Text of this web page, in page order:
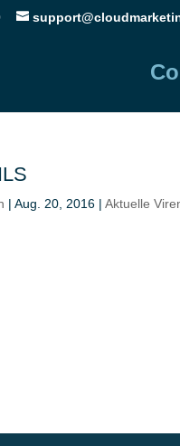
| Aug. 20, 2016 | Aktuelle